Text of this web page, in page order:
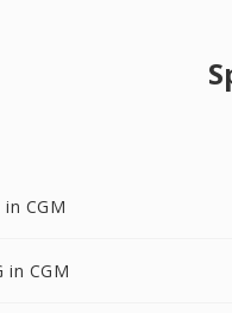
in CGM
in CGM